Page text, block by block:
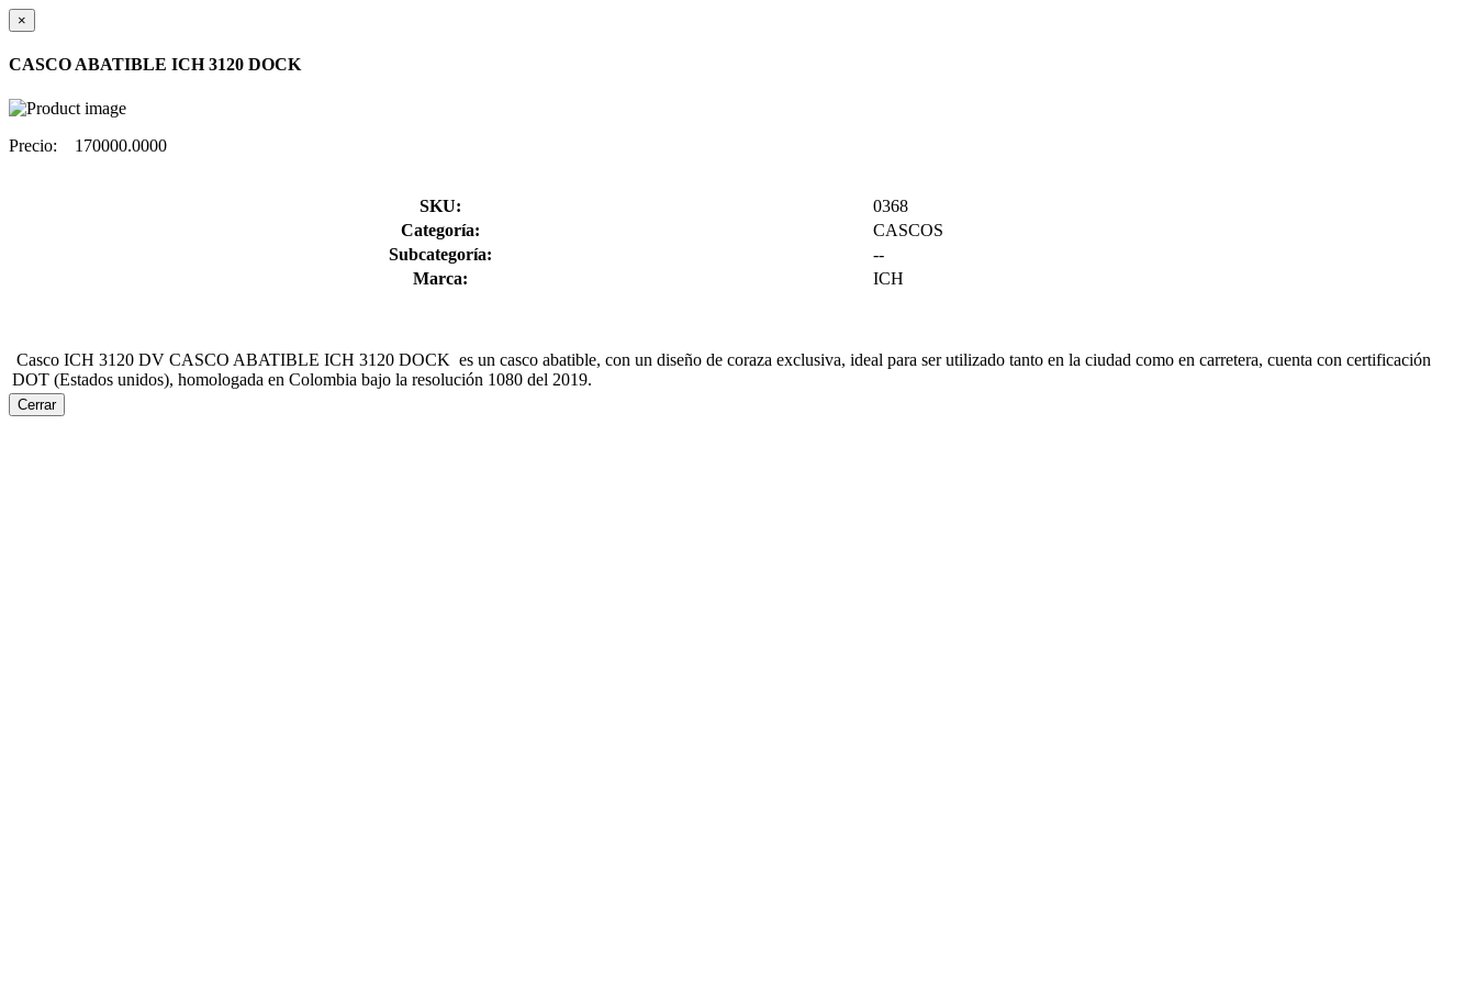
×
CASCO ABATIBLE ICH 3120 DOCK
Precio: 170000.0000
SKU:
0368
Categoría:
CASCOS
Subcategoría:
--
Marca:
ICH
Casco ICH 3120 DV CASCO ABATIBLE ICH 3120 DOCK es un casco abatible, con un diseño de coraza exclusiva, ideal para ser utilizado tanto en la ciudad como en carretera, cuenta con certificación
DOT (Estados unidos), homologada en Colombia bajo la resolución 1080 del 2019.
Cerrar